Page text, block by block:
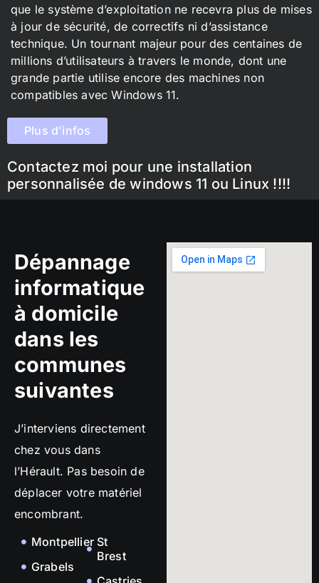
que le système d’exploitation ne recevra plus de mises
à jour de sécurité, de correctifs ni d’assistance
technique. Un tournant majeur pour des centaines de
millions d’utilisateurs à travers le monde, dont une
grande partie utilise encore des machines non
compatibles avec Windows 11.
Plus d'infos
Contactez moi pour une installation
personnalisée de windows 11 ou Linux !!!!
Dépannage
informatique
à domicile
dans les
communes
suivantes
J’interviens directement
chez vous dans
l’Hérault. Pas besoin de
déplacer votre matériel
encombrant.
Montpellier
Grabels
St
Brest